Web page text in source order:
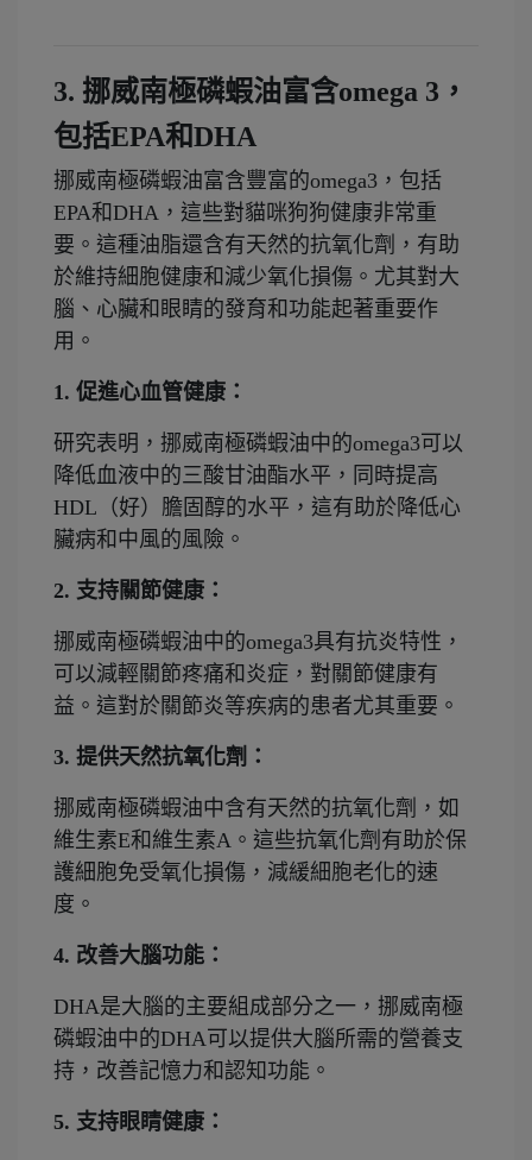
3. 挪威南極磷蝦油富含omega 3 ，
包括EPA和DHA
挪威南極磷蝦油富含豐富的omega3，包括
EPA和DHA，這些對貓咪狗狗健康非常重
要。這種油脂還含有天然的抗氧化劑，有助
於維持細胞健康和減少氧化損傷。尤其對大
腦、心臟和眼睛的發育和功能起著重要作
用。
1. 促進心血管健康：
研究表明，挪威南極磷蝦油中的omega3可以
降低血液中的三酸甘油酯水平，同時提高
HDL（好）膽固醇的水平，這有助於降低心
臟病和中風的風險。
2. 支持關節健康：
挪威南極磷蝦油中的omega3具有抗炎特性，
可以減輕關節疼痛和炎症，對關節健康有
益。這對於關節炎等疾病的患者尤其重要。
3. 提供天然抗氧化劑：
挪威南極磷蝦油中含有天然的抗氧化劑，如
維生素E和維生素A。這些抗氧化劑有助於保
護細胞免受氧化損傷，減緩細胞老化的速
度。
4. 改善大腦功能：
DHA是大腦的主要組成部分之一，挪威南極
磷蝦油中的DHA可以提供大腦所需的營養支
持，改善記憶力和認知功能。
5. 支持眼睛健康：